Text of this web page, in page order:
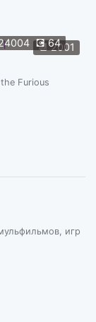
📆2001
💽64
Furious
игр